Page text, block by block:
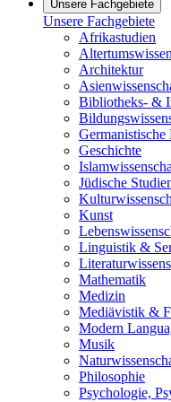
Unsere Fachgebiete
Unsere Fachgebiete
Afrikastudien
Architektur
Bibliotheks- &
Geschichte
Jüdische
Kunst
Linguistik &
Mathematik
Medizin
Mediävistik &
Modern
Musik
Philosophie
Psychologie,